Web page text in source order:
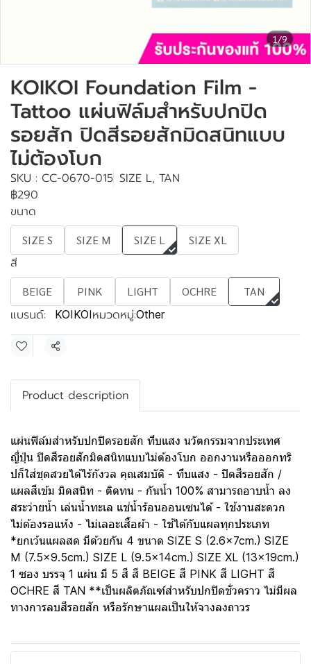
1/9
KOIKOI Foundation Film -
Tattoo แผ่นฟิล์มสำหรับปกปิด
รอยสัก ปิดสีรอยสักมิดสนิทแบบ
ไม่ต้องโบก
SKU : CC-0670-015 SIZE L, TAN
฿290
ขนาด
SIZE S SIZE M SIZE L SIZE XL
สี
BEIGE PINK LIGHT OCHRE TAN
แบรนด์: KOIKOIหมวดหมู่:Other
แชร์
Product description
แผ่นฟิล์มสำหรับปกปิดรอยสัก ทึบแสง นวัตกรรมจากประเทศ
ญี่ปุ่น ปิดสีรอยสักมิดสนิทแบบไม่ต้องโบก ออกงานหรือออกทริ
ปก็ใส่ชุดสวยได้ไร้กังวล คุณสมบัติ - ทึบแสง - ปิดสีรอยสัก /
แผลสีเข้ม มิดสนิท - ติดทน - กันน้ำ 100% สามารถอาบน้ำ ลง
สระว่ายน้ำ เล่นน้ำทะเล แช่น้ำร้อนออนเซนได้ - ใช้งานสะดวก
ไม่ต้องรอแห้ง - ไม่เลอะเสื้อผ้า - ใช้ได้กับแผลทุกประเภท
*ยกเว้นแผลสด มีด้วยกัน 4 ขนาด SIZE S (2.6x7cm.) SIZE
M (7.5x9.5cm.) SIZE L (9.5x14cm.) SIZE XL (13x19cm.)
1 ซอง บรรจุ 1 แผ่น มี 5 สี สี BEIGE สี PINK สี LIGHT สี
OCHRE สี TAN **เป็นผลิตภัณฑ์สำหรับปกปิดชั่วคราว ไม่มีผล
ทางการลบสีรอยสัก หรือรักษาแผลเป็นให้จางลงถาวร